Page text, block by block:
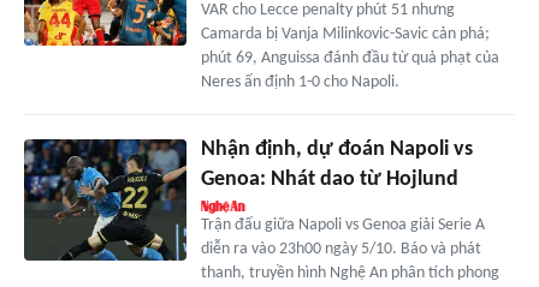
VAR cho Lecce penalty phút 51 nhưng
Camarda bị Vanja Milinkovic-Savic cản phá;
phút 69, Anguissa đánh đầu từ quả phạt của
Neres ấn định 1-0 cho Napoli.
Nhận định, dự đoán Napoli vs
Genoa: Nhát dao từ Hojlund
Trận đấu giữa Napoli vs Genoa giải Serie A
diễn ra vào 23h00 ngày 5/10. Báo và phát
thanh, truyền hình Nghệ An phân tích phong